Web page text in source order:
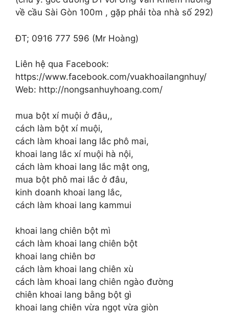
về cầu Sài Gòn 100m , gặp phải tòa nhà số 292)
ĐT; 0916 777 596 (Mr Hoàng)
Liên hệ qua Facebook:
https://www.facebook.com/vuakhoailangnhuy/
Web: http://nongsanhuyhoang.com/
mua bột xí muội ở đâu,,
cách làm bột xí muội,
cách làm khoai lang lắc phô mai,
khoai lang lắc xí muội hà nội,
cách làm khoai lang lắc mật ong,
mua bột phô mai lắc ở đâu,
kinh doanh khoai lang lắc,
cách làm khoai lang kammui
khoai lang chiên bột mì
cách làm khoai lang chiên bột
khoai lang chiên bơ
cách làm khoai lang chiên xù
cách làm khoai lang chiên ngào đường
chiên khoai lang bằng bột gì
khoai lang chiên vừa ngọt vừa giòn